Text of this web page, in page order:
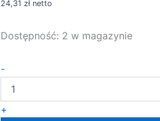
24,31zł netto
Dostępność: 2 w magazynie
-
Flaga
Województwa
Łódzkie
112x70
+